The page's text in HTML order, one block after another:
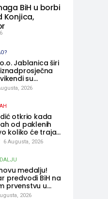
BiH u borbi
Konjica,
Jablanica širi
su
se više
2026
otkrio kada
od paklenih
koliko će trajati
BiH
6 Augusta, 2026
medalju!
predvodi BiH na
prvenstvu u
2026